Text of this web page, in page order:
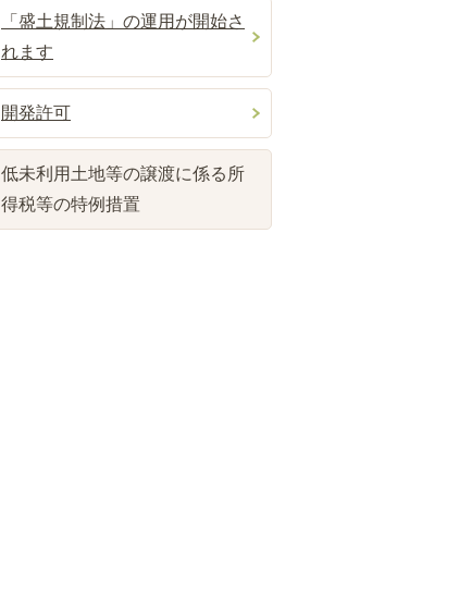
「盛土規制法」の運用が開始さ
れます
開発許可
低未利用土地等の譲渡に係る所
得税等の特例措置